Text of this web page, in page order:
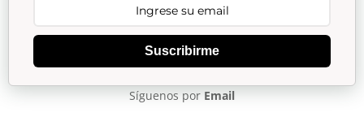
Suscribirme
Síguenos por Email